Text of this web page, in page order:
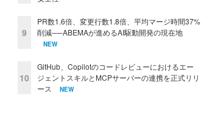
9
PR数1.6倍、変更行数1.8倍、平均マージ時間37%
削減──ABEMAが進めるAI駆動開発の現在地
NEW
10
GitHub、Copilotのコードレビューにおけるエー
ジェントスキルとMCPサーバーの連携を正式リリ
ース
NEW